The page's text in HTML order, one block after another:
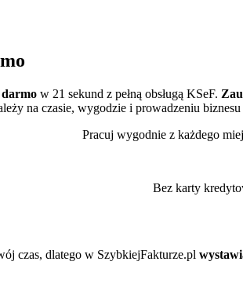
w 21 sekund z pełną obsługą KSeF.
na czasie, wygodzie i prowadzeniu
Pracuj wygodnie z każdego
Bez karty
czas, dlatego w SzybkiejFakturze.pl